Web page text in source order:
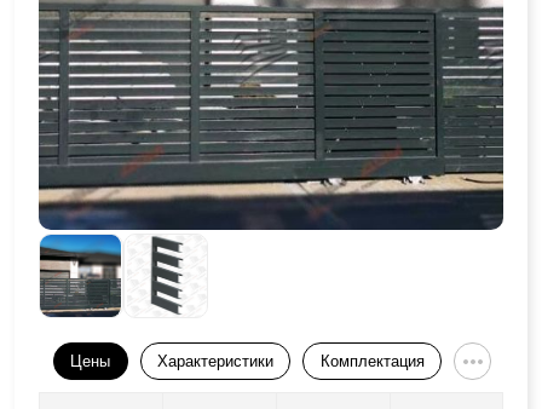
Цены Характеристики Комплектация